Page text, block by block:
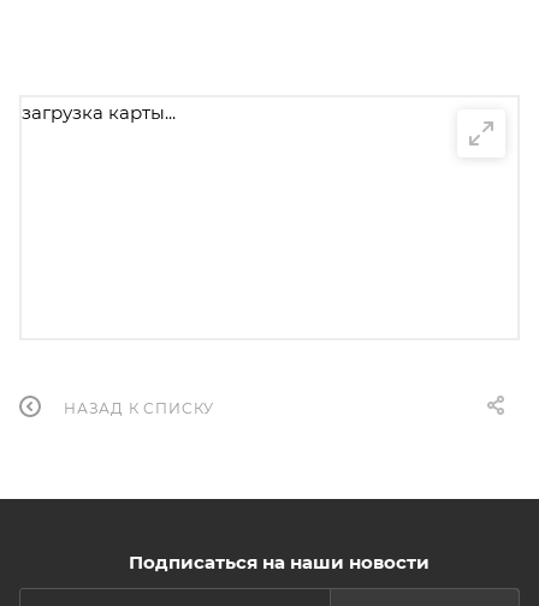
загрузка карты...
НАЗАД К СПИСКУ
Подписаться на наши новости